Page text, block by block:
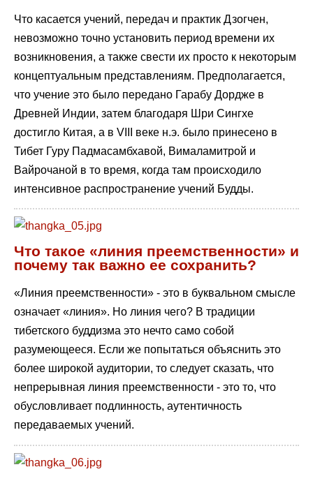
Что касается учений, передач и практик Дзогчен,
невозможно точно установить период времени их
возникновения, а также свести их просто к некоторым
концептуальным представлениям. Предполагается,
что учение это было передано Гарабу Дордже в
Древней Индии, затем благодаря Шри Сингхе
достигло Китая, а в VIII веке н.э. было принесено в
Тибет Гуру Падмасамбхавой, Вималамитрой и
Вайрочаной в то время, когда там происходило
интенсивное распространение учений Будды.
Что такое «линия преемственности» и
почему так важно ее сохранить?
«Линия преемственности» - это в буквальном смысле
означает «линия». Но линия чего? В традиции
тибетского буддизма это нечто само собой
разумеющееся. Если же попытаться объяснить это
более широкой аудитории, то следует сказать, что
непрерывная линия преемственности - это то, что
обусловливает подлинность, аутентичность
передаваемых учений.